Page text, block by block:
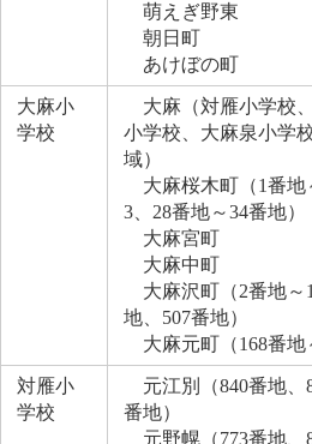
萌えぎ野東
朝日町
あけぼの町
大麻小
学校
大麻（対雁小学校
小学校、大麻泉小学
域）
大麻桜木町（1番地
3、28番地～34番地）
大麻宮町
大麻中町
大麻沢町（2番地～
地、507番地）
大麻元町（168番地
対雁小
学校
元江別（840番地、
番地）
元野幌（773番地、